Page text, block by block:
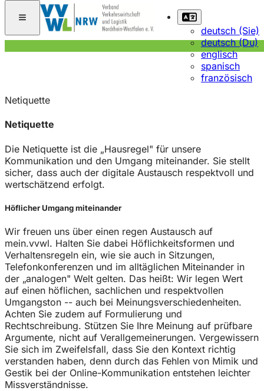
deutsch (Sie)
deutsch (Du)
englisch
spanisch
französisch
Netiquette
Netiquette
Die Netiquette ist die „Hausregel" für unsere
Kommunikation und den Umgang miteinander. Sie stellt
sicher, dass auch der digitale Austausch respektvoll und
wertschätzend erfolgt.
Höflicher Umgang miteinander
Wir freuen uns über einen regen Austausch auf
mein.vvwl. Halten Sie dabei Höflichkeitsformen und
Verhaltensregeln ein, wie sie auch in Sitzungen,
Telefonkonferenzen und im alltäglichen Miteinander in
der „analogen" Welt gelten. Das heißt: Wir legen Wert
auf einen höflichen, sachlichen und respektvollen
Umgangston -- auch bei Meinungsverschiedenheiten.
Achten Sie zudem auf Formulierung und
Rechtschreibung. Stützen Sie Ihre Meinung auf prüfbare
Argumente, nicht auf Verallgemeinerungen. Vergewissern
Sie sich im Zweifelsfall, dass Sie den Kontext richtig
verstanden haben, denn durch das Fehlen von Mimik und
Gestik bei der Online-Kommunikation entstehen leichter
Missverständnisse.